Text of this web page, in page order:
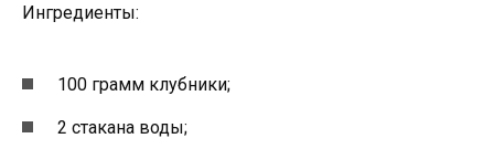
Ингредиенты:
100 грамм клубники;
2 стакана воды;